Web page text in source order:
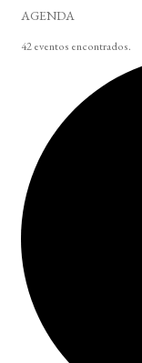
AGENDA
42 eventos encontrados.